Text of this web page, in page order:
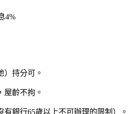
4%
）持分可。
屋齡不拘。
有銀行65歲以上不可辦理的限制）。